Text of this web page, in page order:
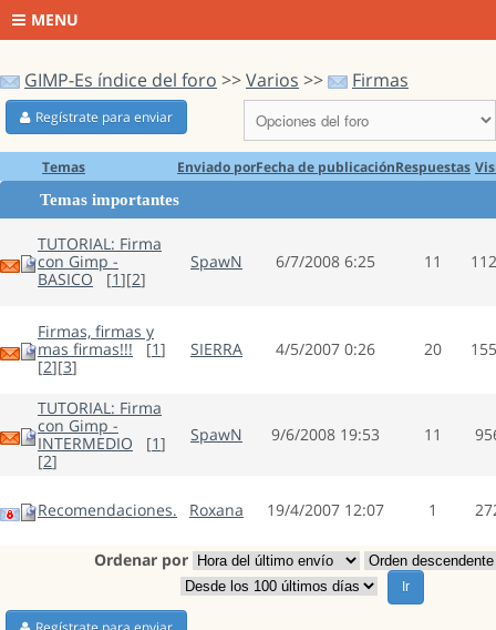
MENU
GIMP-Es índice del foro >>Varios >> Firmas
Regístrate para enviar
Temas Enviado porFecha de publicaciónRespuestas
Temas importantes
TUTORIAL: Firma
con Gimp -
BASICO [1][2]
SpawN 6/7/2008 6:25 11
Firmas, firmas y
mas firmas!!! [1]
[2][3]
SIERRA 4/5/2007 0:26 20
TUTORIAL: Firma
con Gimp -
INTERMEDIO [1]
[2]
SpawN 9/6/2008 19:53 11
Recomendaciones. Roxana 19/4/2007 12:07 1
Ordenar por
Ir